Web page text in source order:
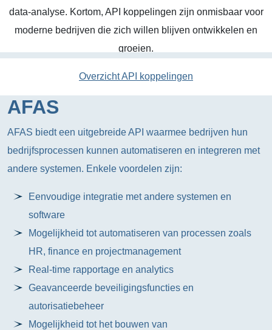
data-analyse. Kortom, API koppelingen zijn onmisbaar voor
moderne bedrijven die zich willen blijven ontwikkelen en
groeien.
Overzicht API koppelingen
AFAS
AFAS biedt een uitgebreide API waarmee bedrijven hun
bedrijfsprocessen kunnen automatiseren en integreren met
andere systemen. Enkele voordelen zijn:
Eenvoudige integratie met andere systemen en
software
Mogelijkheid tot automatiseren van processen zoals
HR, finance en projectmanagement
Real-time rapportage en analytics
Geavanceerde beveiligingsfuncties en
autorisatiebeheer
Mogelijkheid tot het bouwen van